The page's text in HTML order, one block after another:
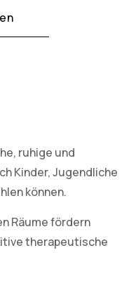
ruhige und
Kinder, Jugendliche
können.
Räume fördern
therapeutische